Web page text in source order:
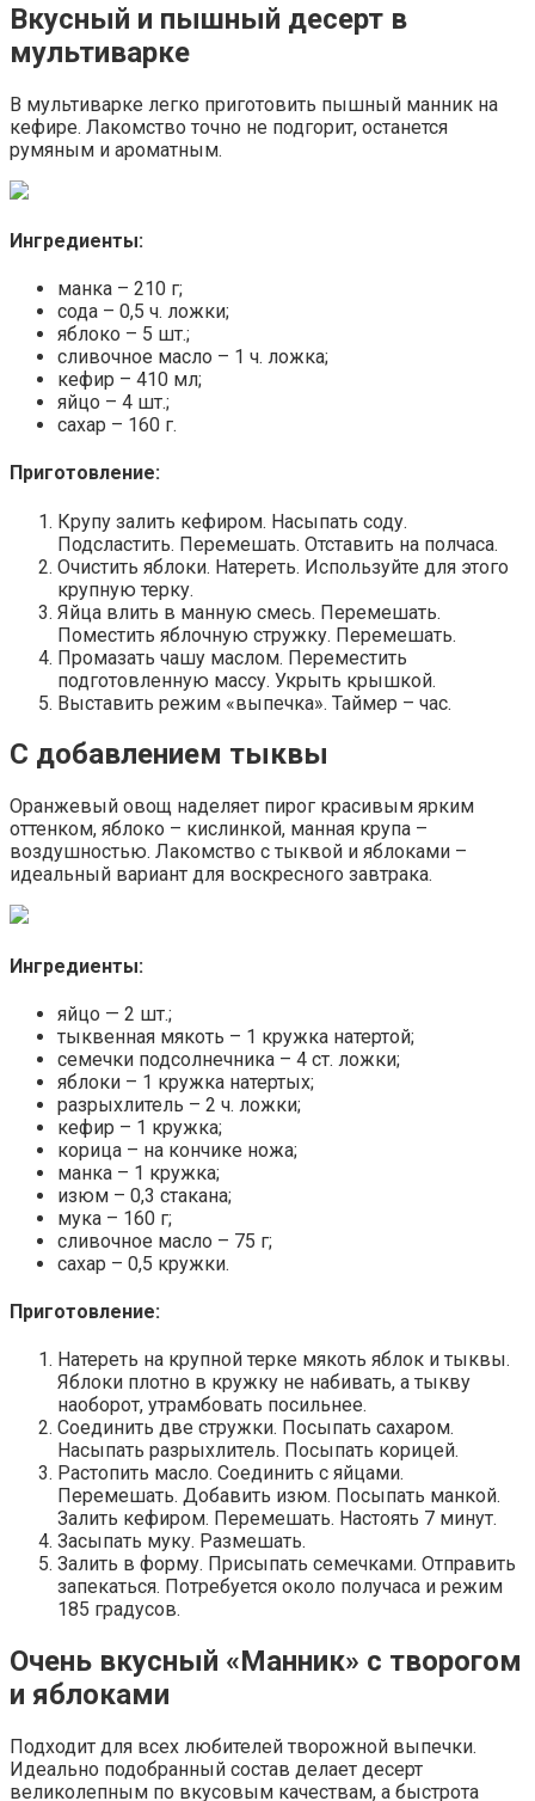
Вкусный и пышный десерт в
мультиварке
В мультиварке легко приготовить пышный манник на
кефире. Лакомство точно не подгорит, останется
румяным и ароматным.
Ингредиенты:
манка – 210 г;
сода – 0,5 ч. ложки;
яблоко – 5 шт.;
сливочное масло – 1 ч. ложка;
кефир – 410 мл;
яйцо – 4 шт.;
сахар – 160 г.
Приготовление:
Крупу залить кефиром. Насыпать соду.
Подсластить. Перемешать. Отставить на полчаса.
Очистить яблоки. Натереть. Используйте для этого
крупную терку.
Яйца влить в манную смесь. Перемешать.
Поместить яблочную стружку. Перемешать.
Промазать чашу маслом. Переместить
подготовленную массу. Укрыть крышкой.
Выставить режим «выпечка». Таймер – час.
С добавлением тыквы
Оранжевый овощ наделяет пирог красивым ярким
оттенком, яблоко – кислинкой, манная крупа –
воздушностью. Лакомство с тыквой и яблоками –
идеальный вариант для воскресного завтрака.
Ингредиенты:
яйцо — 2 шт.;
тыквенная мякоть – 1 кружка натертой;
семечки подсолнечника – 4 ст. ложки;
яблоки – 1 кружка натертых;
разрыхлитель – 2 ч. ложки;
кефир – 1 кружка;
корица – на кончике ножа;
манка – 1 кружка;
изюм – 0,3 стакана;
мука – 160 г;
сливочное масло – 75 г;
сахар – 0,5 кружки.
Приготовление:
Натереть на крупной терке мякоть яблок и тыквы.
Яблоки плотно в кружку не набивать, а тыкву
наоборот, утрамбовать посильнее.
Соединить две стружки. Посыпать сахаром.
Насыпать разрыхлитель. Посыпать корицей.
Растопить масло. Соединить с яйцами.
Перемешать. Добавить изюм. Посыпать манкой.
Залить кефиром. Перемешать. Настоять 7 минут.
Засыпать муку. Размешать.
Залить в форму. Присыпать семечками. Отправить
запекаться. Потребуется около получаса и режим
185 градусов.
Очень вкусный «Манник» с творогом
и яблоками
Подходит для всех любителей творожной выпечки.
Идеально подобранный состав делает десерт
великолепным по вкусовым качествам, а быстрота